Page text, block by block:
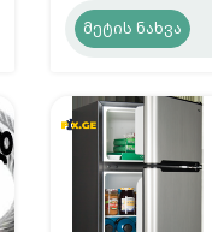
მეტის ნახვა